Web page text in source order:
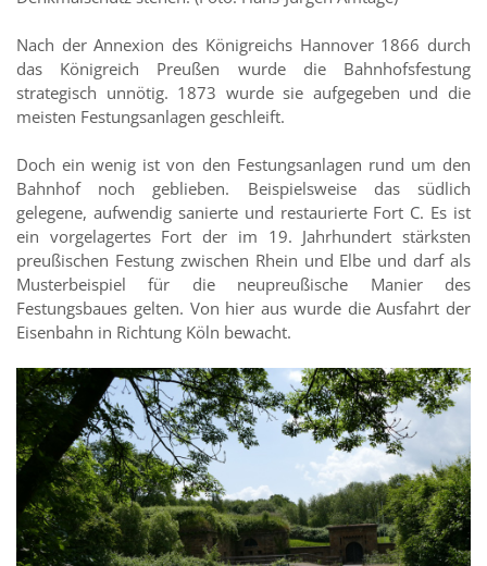
Nach der Annexion des Königreichs Hannover 1866 durch
das Königreich Preußen wurde die Bahnhofsfestung
strategisch unnötig. 1873 wurde sie aufgegeben und die
meisten Festungsanlagen geschleift.
Doch ein wenig ist von den Festungsanlagen rund um den
Bahnhof noch geblieben. Beispielsweise das südlich
gelegene, aufwendig sanierte und restaurierte Fort C. Es ist
ein vorgelagertes Fort der im 19. Jahrhundert stärksten
preußischen Festung zwischen Rhein und Elbe und darf als
Musterbeispiel für die neupreußische Manier des
Festungsbaues gelten. Von hier aus wurde die Ausfahrt der
Eisenbahn in Richtung Köln bewacht.